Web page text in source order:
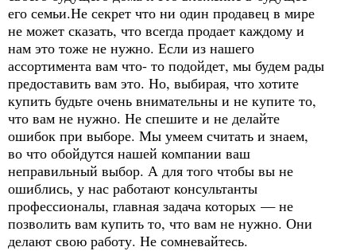
его семьи.Не секрет что ни один продавец в мире
не может сказать, что всегда продает каждому и
нам это тоже не нужно. Если из нашего
ассортимента вам что- то подойдет, мы будем рады
предоставить вам это. Но, выбирая, что хотите
купить будьте очень внимательны и не купите то,
что вам не нужно. Не спешите и не делайте
ошибок при выборе. Мы умеем считать и знаем,
во что обойдутся нашей компании ваш
неправильный выбор. А для того чтобы вы не
ошиблись, у нас работают консультанты
профессионалы, главная задача которых — не
позволить вам купить то, что вам не нужно. Они
делают свою работу. Не сомневайтесь.